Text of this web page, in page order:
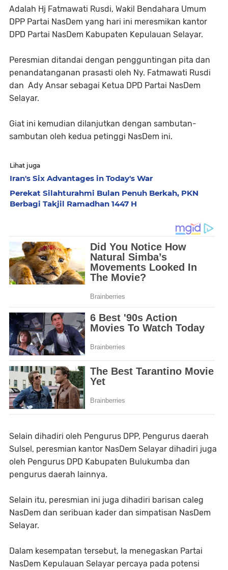
Adalah Hj Fatmawati Rusdi, Wakil Bendahara Umum
DPP Partai NasDem yang hari ini meresmikan kantor
DPD Partai NasDem Kabupaten Kepulauan Selayar.
Peresmian ditandai dengan pengguntingan pita dan
penandatanganan prasasti oleh Ny. Fatmawati Rusdi
dan Ady Ansar sebagai Ketua DPD Partai NasDem
Selayar.
Giat ini kemudian dilanjutkan dengan sambutan-
sambutan oleh kedua petinggi NasDem ini.
Lihat juga
Iran's Six Advantages in Today's War
Perekat Silahturahmi Bulan Penuh Berkah, PKN
Berbagi Takjil Ramadhan 1447 H
Selain dihadiri oleh Pengurus DPP, Pengurus daerah
Sulsel, peresmian kantor NasDem Selayar dihadiri juga
oleh Pengurus DPD Kabupaten Bulukumba dan
pengurus daerah lainnya.
Selain itu, peresmian ini juga dihadiri barisan caleg
NasDem dan seribuan kader dan simpatisan NasDem
Selayar.
Dalam kesempatan tersebut, Ia menegaskan Partai
NasDem Kepulauan Selayar percaya pada potensi